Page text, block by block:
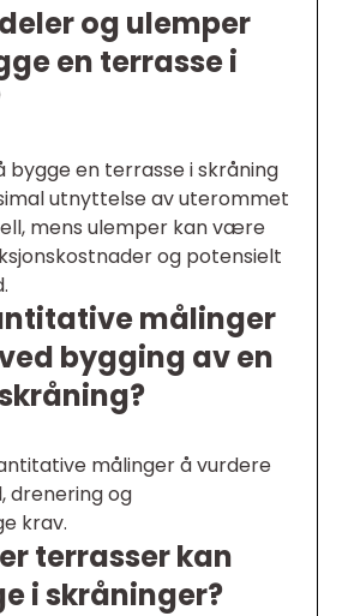
og ulemper
en terrasse i
bygge en terrasse i skråning
utnyttelse av uterommet
mens ulemper kan være
og potensielt
målinger
bygging av en
målinger å vurdere
drenering og
krav.
terrasser kan
i skråninger?